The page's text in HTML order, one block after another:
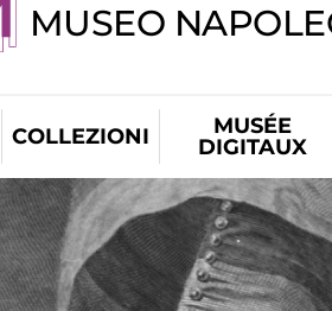
MUSEO
COLLEZIONI
MUSÉE
DIGITAUX